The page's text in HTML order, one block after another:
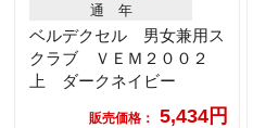
通 年
ベルデクセル 男女兼用ス
クラブ ＶＥＭ２００２
上 ダークネイビー
販売価格： 5,434円